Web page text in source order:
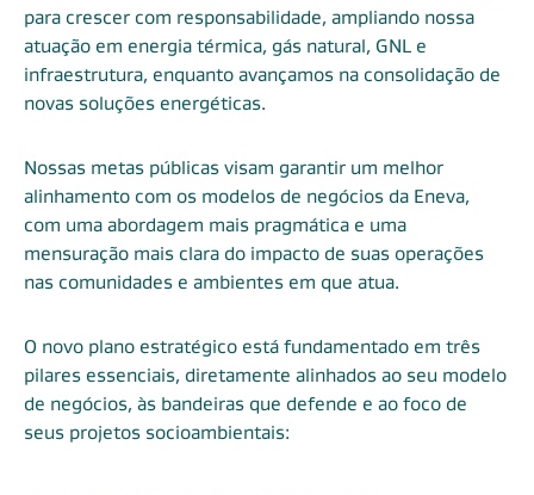
para crescer com responsabilidade, ampliando nossa
atuação em energia térmica, gás natural, GNL e
infraestrutura, enquanto avançamos na consolidação de
novas soluções energéticas.
Nossas metas públicas visam garantir um melhor
alinhamento com os modelos de negócios da Eneva,
com uma abordagem mais pragmática e uma
mensuração mais clara do impacto de suas operações
nas comunidades e ambientes em que atua.
O novo plano estratégico está fundamentado em três
pilares essenciais, diretamente alinhados ao seu modelo
de negócios, às bandeiras que defende e ao foco de
seus projetos socioambientais: